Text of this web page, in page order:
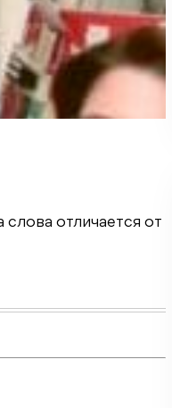
отличается от